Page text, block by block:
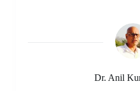
Dr. Anil